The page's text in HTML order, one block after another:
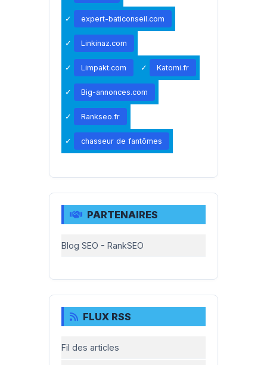
expert-baticonseil.com
Linkinaz.com
Limpakt.com Katomi.fr
Big-annonces.com
Rankseo.fr
chasseur de fantômes
PARTENAIRES
Blog SEO - RankSEO
FLUX RSS
Fil des articles